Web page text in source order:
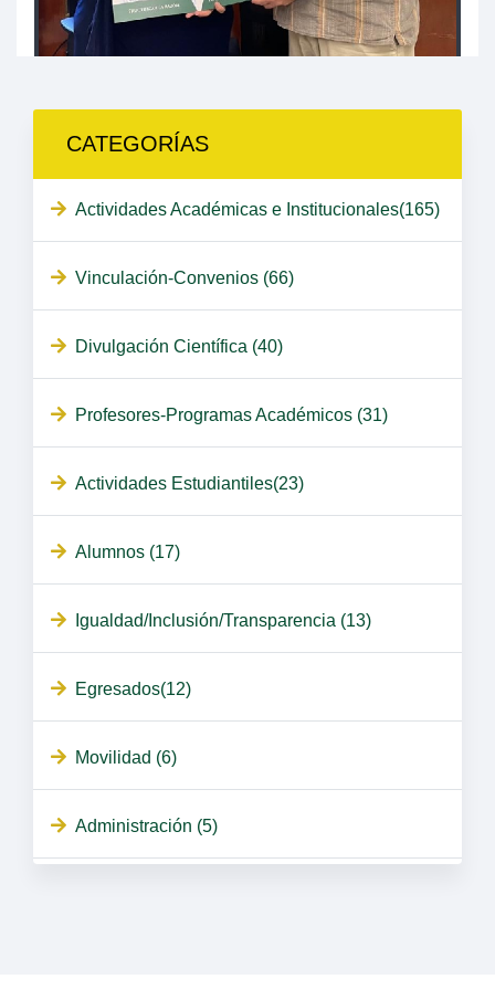
CATEGORÍAS
Actividades Académicas e Institucionales(165)
Vinculación-Convenios (66)
Divulgación Científica (40)
Profesores-Programas Académicos (31)
Actividades Estudiantiles(23)
Alumnos (17)
Igualdad/Inclusión/Transparencia (13)
Egresados(12)
Movilidad (6)
Administración (5)